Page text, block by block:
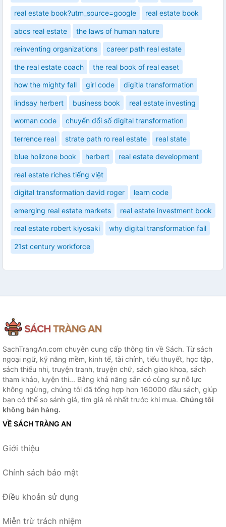
real estate book?utm_source=google real estate book
abcs real estate the laws of human nature
reinventing organizations career path real estate
the real estate coach the real book of real easet
how the mighty fall girl code digitla transformation
lindsay herbert business book real estate investing
woman code chuyển đổi số digital transformation
terrence real strate path ro real estate real state
blue holizone book herbert real estate development
real estate riches tiếng việt
digital transformation david roger learn code
emerging real estate markets real estate investment book
real estate robert kiyosaki why digital transformation fail
21st century workforce
SachTrangAn.com chuyên cung cấp thông tin về Sách. Từ sách
ngoại ngữ, kỹ năng mềm, kinh tế, tài chính, tiểu thuyết, học tập,
sách thiếu nhi, truyện tranh, truyện chữ, sách giao khoa, sách
tham khảo, luyện thi... Bằng khả năng sẵn có cùng sự nỗ lực
không ngừng, chúng tôi đã tổng hợp hơn 160000 đầu sách, giúp
bạn có thể so sánh giá, tìm giá rẻ nhất trước khi mua. Chúng tôi
không bán hàng.
VỀ SÁCH TRÀNG AN
Giới thiệu
Chính sách bảo mật
Điều khoản sử dụng
Miễn trừ trách nhiệm